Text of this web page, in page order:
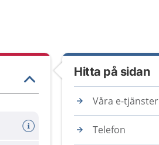
Hitta på sidan
Våra e-tjänster
Telefon